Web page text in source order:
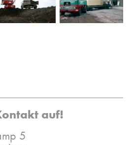
auf!
5